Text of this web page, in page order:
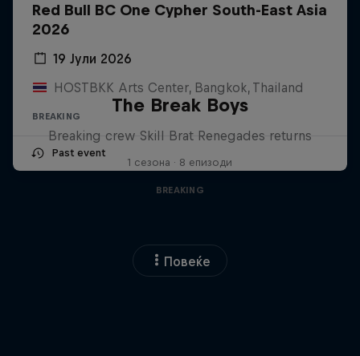
Red Bull BC One Cypher South-East Asia
2026
19 Јули 2026
HOSTBKK Arts Center, Bangkok, Thailand
BREAKING
Past event
The Break Boys
Breaking crew Skill Brat Renegades returns
1 сезона · 8 епизоди
BREAKING
Повеќе